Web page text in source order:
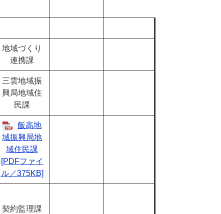
地域づくり
連携課
三雲地域振
興局地域住
民課
飯高地
域振興局地
域住民課
[PDFファイ
ル／375KB]
契約監理課